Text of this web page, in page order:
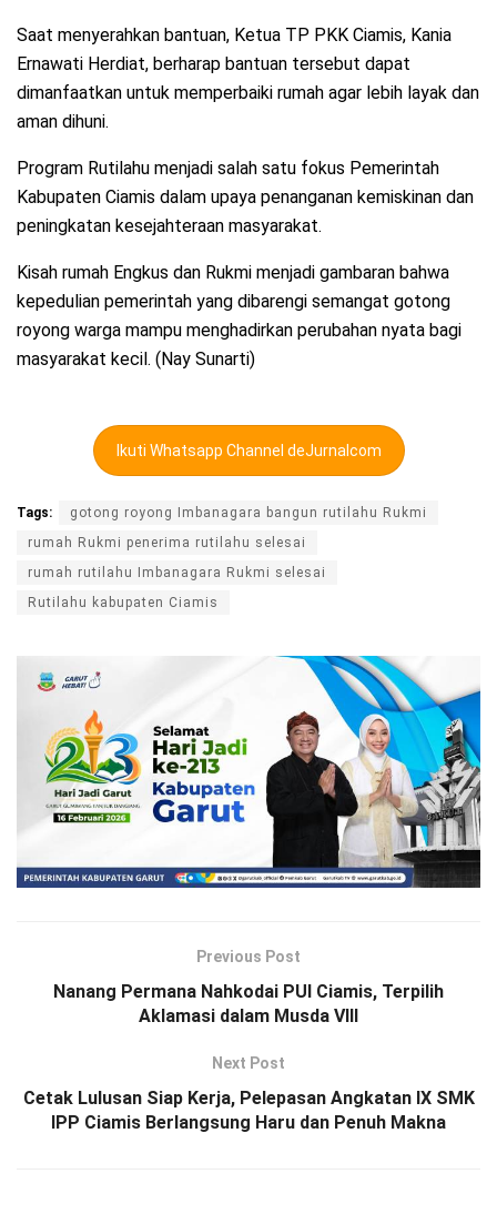
Saat menyerahkan bantuan, Ketua TP PKK Ciamis, Kania
Ernawati Herdiat, berharap bantuan tersebut dapat
dimanfaatkan untuk memperbaiki rumah agar lebih layak dan
aman dihuni.
Program Rutilahu menjadi salah satu fokus Pemerintah
Kabupaten Ciamis dalam upaya penanganan kemiskinan dan
peningkatan kesejahteraan masyarakat.
Kisah rumah Engkus dan Rukmi menjadi gambaran bahwa
kepedulian pemerintah yang dibarengi semangat gotong
royong warga mampu menghadirkan perubahan nyata bagi
masyarakat kecil. (Nay Sunarti)
Ikuti Whatsapp Channel deJurnalcom
Tags:
gotong royong Imbanagara bangun rutilahu Rukmi
rumah Rukmi penerima rutilahu selesai
rumah rutilahu Imbanagara Rukmi selesai
Rutilahu kabupaten Ciamis
Previous Post
Nanang Permana Nahkodai PUI Ciamis, Terpilih
Aklamasi dalam Musda VIII
Next Post
Cetak Lulusan Siap Kerja, Pelepasan Angkatan IX SMK
IPP Ciamis Berlangsung Haru dan Penuh Makna